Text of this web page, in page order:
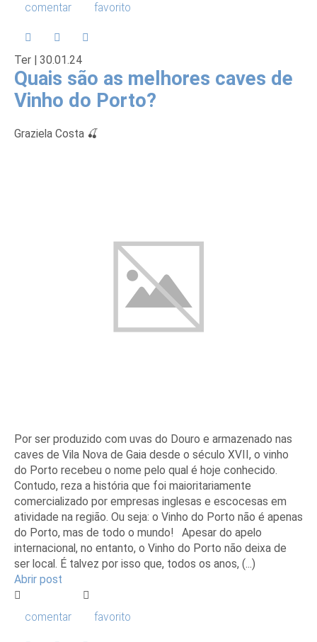
comentar favorito
Ter | 30.01.24
Quais são as melhores caves de
Vinho do Porto?
Graziela Costa 🍒
Por ser produzido com uvas do Douro e armazenado nas
caves de Vila Nova de Gaia desde o século XVII, o vinho
do Porto recebeu o nome pelo qual é hoje conhecido.
Contudo, reza a história que foi maioritariamente
comercializado por empresas inglesas e escocesas em
atividade na região. Ou seja: o Vinho do Porto não é apenas
do Porto, mas de todo o mundo! Apesar do apelo
internacional, no entanto, o Vinho do Porto não deixa de
ser local. É talvez por isso que, todos os anos, (...)
Abrir post
comentar favorito